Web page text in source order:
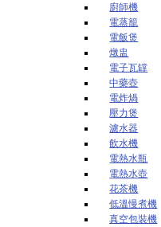
廚師機
電蒸籠
電飯煲
燉盅
電子瓦罉
中藥壺
電炸煱
壓力煲
濾水器
飲水機
電熱水瓶
電熱水壺
花茶機
低溫慢煮機
真空包裝機